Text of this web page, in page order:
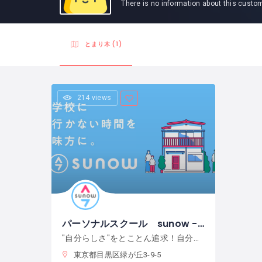
There is no information about this
とまり木 (1)
214 views
パーソナルスクール sunow -スノー
東京都目黒区緑が丘3-9-5